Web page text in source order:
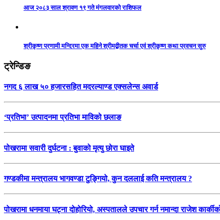
आज २०८३ साल श्रावण १९ गते मंगलवारको राशिफल
श्रीकृष्ण प्रणामी मन्दिरमा एक महिने श्रीमद्बीतक चर्चा एवं श्रीकृष्ण कथा प्रवचन सुरु
ट्रेन्डिङ
नगद ६ लाख ५० हजारसहित मदरल्याण्ड एक्सलेन्स अवार्ड
‘प्रतिभा’ उत्पादनमा प्रतिभा माविको छलाङ
पोखरामा सवारी दुर्घटना : बुवाको मृत्यु छोरा घाइते
गण्डकीमा मन्त्रालय भागवण्डा टुङ्गियो, कुन दललाई कति मन्त्रालय ?
पोखरामा धनमाया घट्ना दोहोरियो, अस्पतालले उपचार गर्न नमान्दा राजेश